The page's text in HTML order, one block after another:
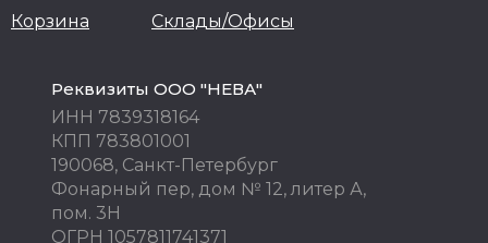
Корзина Склады/Офисы
Реквизиты ООО "НЕВА"
ИНН 7839318164
КПП 783801001
190068, Санкт-Петербург
Фонарный пер, дом № 12, литер А,
пом. 3Н
ОГРН 1057811741371